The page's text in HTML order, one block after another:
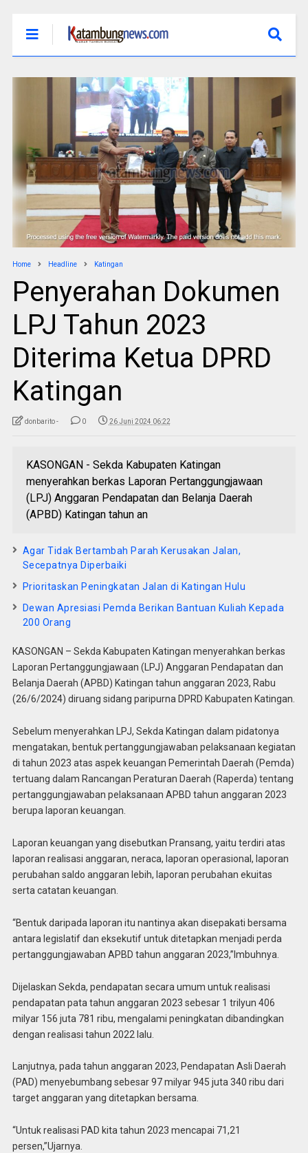
Home Headline Katingan
Penyerahan Dokumen
LPJ Tahun 2023
Diterima Ketua DPRD
Katingan
donbarito - 0 26 Juni 2024 06:22
KASONGAN - Sekda Kabupaten Katingan
menyerahkan berkas Laporan Pertanggungjawaan
(LPJ) Anggaran Pendapatan dan Belanja Daerah
(APBD) Katingan tahun an
Agar Tidak Bertambah Parah Kerusakan Jalan,
Secepatnya Diperbaiki
Prioritaskan Peningkatan Jalan di Katingan Hulu
Dewan Apresiasi Pemda Berikan Bantuan Kuliah Kepada
200 Orang
KASONGAN – Sekda Kabupaten Katingan menyerahkan berkas
Laporan Pertanggungjawaan (LPJ) Anggaran Pendapatan dan
Belanja Daerah (APBD) Katingan tahun anggaran 2023, Rabu
(26/6/2024) diruang sidang paripurna DPRD Kabupaten Katingan.
Sebelum menyerahkan LPJ, Sekda Katingan dalam pidatonya
mengatakan, bentuk pertanggungjawaban pelaksanaan kegiatan
di tahun 2023 atas aspek keuangan Pemerintah Daerah (Pemda)
tertuang dalam Rancangan Peraturan Daerah (Raperda) tentang
pertanggungjawaban pelaksanaan APBD tahun anggaran 2023
berupa laporan keuangan.
Laporan keuangan yang disebutkan Pransang, yaitu terdiri atas
laporan realisasi anggaran, neraca, laporan operasional, laporan
perubahan saldo anggaran lebih, laporan perubahan ekuitas
serta catatan keuangan.
“Bentuk daripada laporan itu nantinya akan disepakati bersama
antara legislatif dan eksekutif untuk ditetapkan menjadi perda
pertanggungjawaban APBD tahun anggaran 2023,”Imbuhnya.
Dijelaskan Sekda, pendapatan secara umum untuk realisasi
pendapatan pata tahun anggaran 2023 sebesar 1 trilyun 406
milyar 156 juta 781 ribu, mengalami peningkatan dibandingkan
dengan realisasi tahun 2022 lalu.
Lanjutnya, pada tahun anggaran 2023, Pendapatan Asli Daerah
(PAD) menyebumbang sebesar 97 milyar 945 juta 340 ribu dari
target anggaran yang ditetapkan bersama.
“Untuk realisasi PAD kita tahun 2023 mencapai 71,21
persen,”Ujarnya.